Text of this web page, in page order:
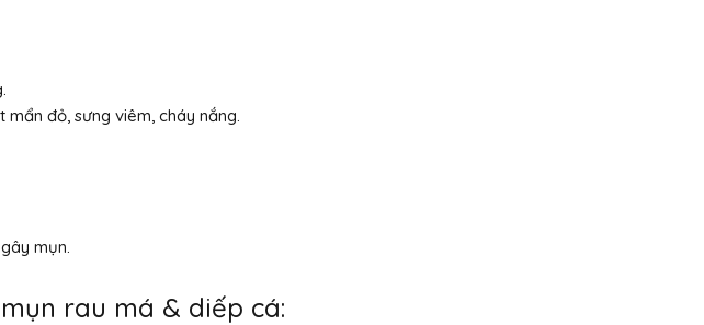
đỏ, sưng viêm, cháy nắng.
mụn.
rau má & diếp cá: